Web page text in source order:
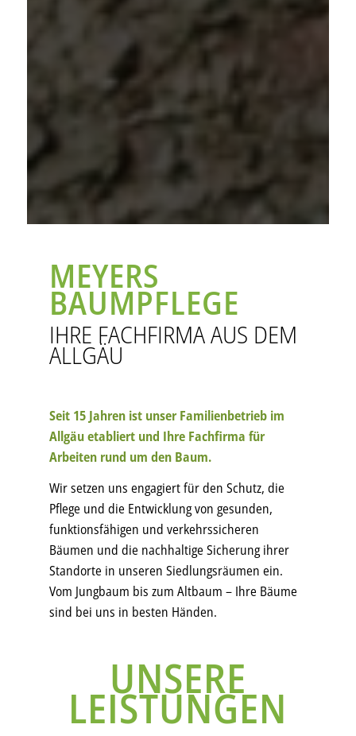
MEYERS
BAUMPFLEGE
IHRE FACHFIRMA AUS DEM
ALLGÄU
Seit 15 Jahren ist unser Familienbetrieb im
Allgäu etabliert und Ihre Fachfirma für
Arbeiten rund um den Baum.
Wir setzen uns engagiert für den Schutz, die
Pflege und die Entwicklung von gesunden,
funktionsfähigen und verkehrssicheren
Bäumen und die nachhaltige Sicherung ihrer
Standorte in unseren Siedlungsräumen ein.
Vom Jungbaum bis zum Altbaum – Ihre Bäume
sind bei uns in besten Händen.
UNSERE
LEISTUNGEN